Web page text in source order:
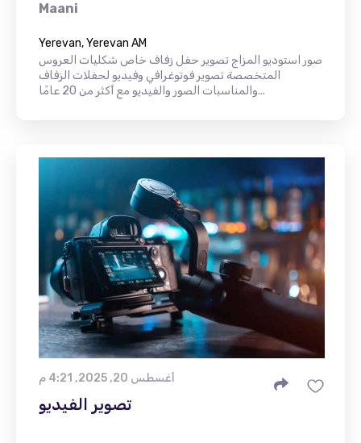
Maani
Yerevan, Yerevan AM
صور استوديو المزاج تصوير حفل زفاف خاص شكليات العروس
المتخصصة تصوير فوتوغرافي وفيديو لحفلات الزفاف
والمناسبات الصور والفيديو مع أكثر من 20 عامًا...
أغسطس 20, 2025, 4:21 م
تصوير الفيديو